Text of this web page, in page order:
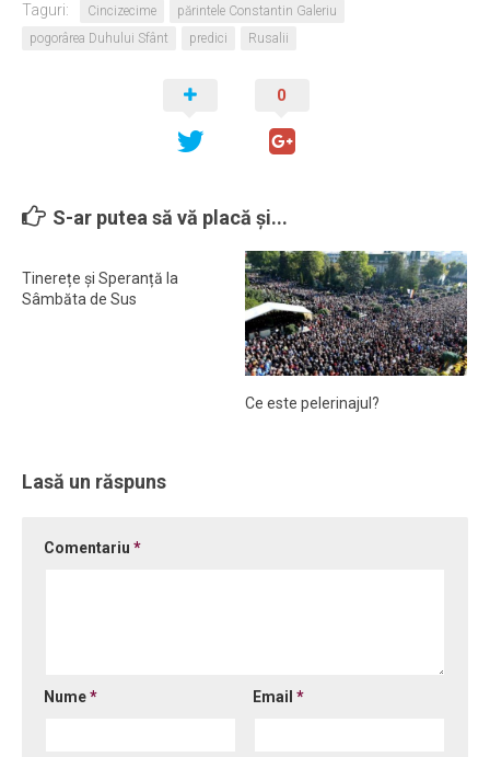
Taguri: Cincizecime
părintele Constantin Galeriu
pogorârea Duhului Sfânt
predici Rusalii
0
S-ar putea să vă placă și...
Tinerețe și Speranță la
Sâmbăta de Sus
Ce este pelerinajul?
Lasă un răspuns
Comentariu *
Nume* Email*